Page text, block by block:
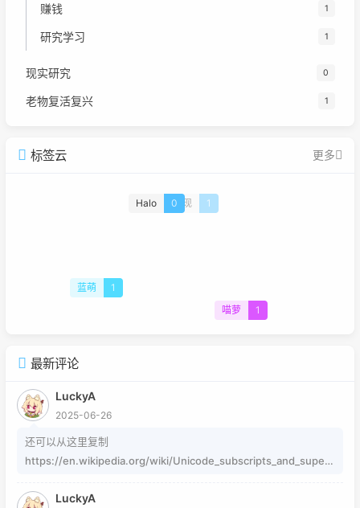
赚钱 1
研究学习 1
现实研究 0
老物复活复兴 1
标签云 更多
Halo 0
喵萝 1
重现 1
蓝萌 1
最新评论
LuckyA
2025-06-26
还可以从这里复制
https://en.wikipedia.org/wiki/Unicode_subscripts_and_supers
https://www.jiuwa.net/xzm/ 相关问题可以在这里找到
LuckyA